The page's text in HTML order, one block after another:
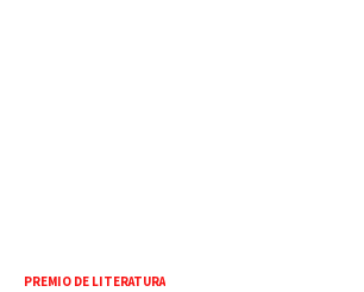
PREMIO DE LITERATURA